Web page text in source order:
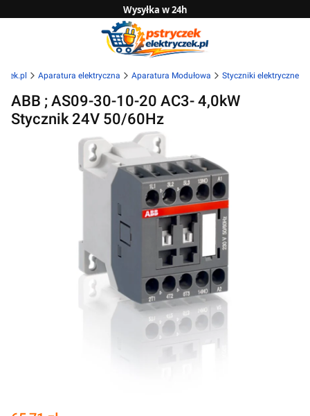
Wysyłka w 24h
Zwrot do 14 dni
Sprawdź naszą ofertę B2B
Aparatura elektryczna Aparatura Modułowa Styczniki elektryczne
ABB ; AS09-30-10-20 AC3- 4,0kW
Stycznik 24V 50/60Hz